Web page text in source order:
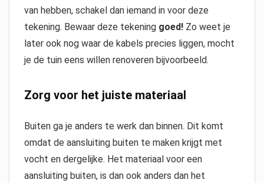
van hebben, schakel dan iemand in voor deze
tekening. Bewaar deze tekening goed! Zo weet je
later ook nog waar de kabels precies liggen, mocht
je de tuin eens willen renoveren bijvoorbeeld.
Zorg voor het juiste materiaal
Buiten ga je anders te werk dan binnen. Dit komt
omdat de aansluiting buiten te maken krijgt met
vocht en dergelijke. Het materiaal voor een
aansluiting buiten, is dan ook anders dan het